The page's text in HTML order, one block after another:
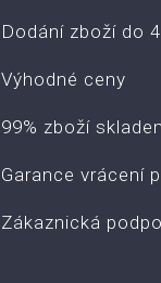
Dodání zboží do
Výhodné ceny
99% zboží
Garance vrácení
Zákaznická